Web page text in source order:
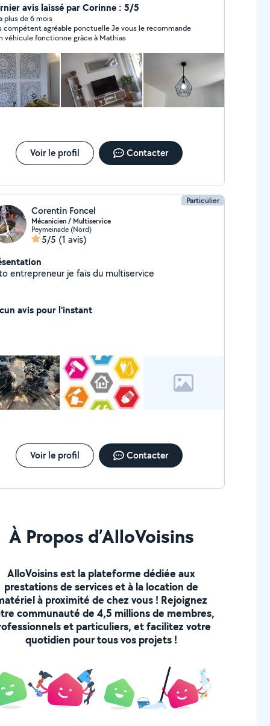
de charges lourdes. Après trois maisons
je touche à tout et propose mes services
rendre service. Au plaisir de vous rencontrer.
avis laissé par Corinne : 5/5
plus de 6 mois
agréable ponctuelle Je vous le recommande
Mon véhicule fonctionne grâce à Mathias
Voir le profil Contacter
Particulier
Corentin Foncel
Mécanicien / Multiservice
Peymeinade (Nord)
5/5 (1 avis)
entrepreneur je fais du multiservice
avis pour l'instant
Voir le profil Contacter
À Propos d’AlloVoisins
AlloVoisins est la plateforme dédiée aux
prestations de services et à la location de
à proximité de chez vous ! Rejoignez
communauté de 4,5 millions de membres,
et particuliers, et facilitez votre
quotidien pour tous vos projets !